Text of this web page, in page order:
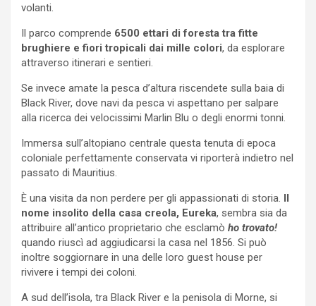
volanti.
Il parco comprende 6500 ettari di foresta tra fitte
brughiere e fiori tropicali dai mille colori, da esplorare
attraverso itinerari e sentieri.
Se invece amate la pesca d’altura riscendete sulla baia di
Black River, dove navi da pesca vi aspettano per salpare
alla ricerca dei velocissimi Marlin Blu o degli enormi tonni.
Immersa sull’altopiano centrale questa tenuta di epoca
coloniale perfettamente conservata vi riporterà indietro nel
passato di Mauritius.
È una visita da non perdere per gli appassionati di storia. Il
nome insolito della casa creola, Eureka, sembra sia da
attribuire all’antico proprietario che esclamò ho trovato!
quando riuscì ad aggiudicarsi la casa nel 1856. Si può
inoltre soggiornare in una delle loro guest house per
rivivere i tempi dei coloni.
A sud dell’isola, tra Black River e la penisola di Morne, si